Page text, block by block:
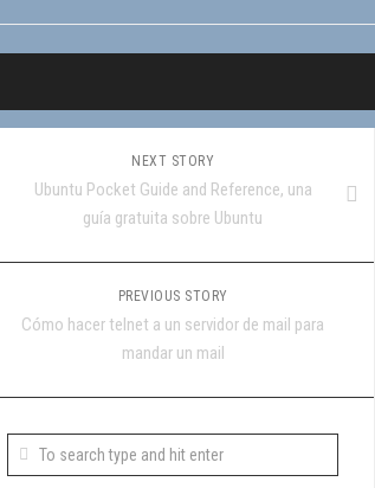
NEXT STORY
Ubuntu Pocket Guide and Reference, una
guía gratuita sobre Ubuntu
PREVIOUS STORY
Cómo hacer telnet a un servidor de mail para
mandar un mail